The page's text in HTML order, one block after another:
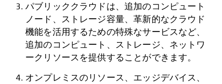
パブリッククラウドは、追加のコンピュート
ノード、ストレージ容量、革新的なクラウド
機能を活用するための特殊なサービスなど、
追加のコンピュート、ストレージ、ネットワ
ークリソースを提供することができます。
オンプレミスのリソース、エッジデバイス、